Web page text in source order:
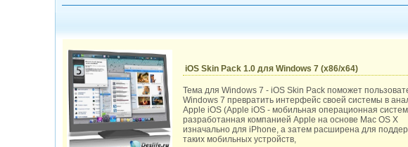
iOS Skin Pack 1.0 для Windows 7 (x86/x64)
Тема для Windows 7 - iOS Skin Pack поможет
Windows 7 превратить интерфейс своей системы в
Apple iOS (Apple iOS - мобильная операционная
разработанная компанией Apple на основе Mac OS X
изначально для iPhone, а затем расширена для
таких мобильных устройств,